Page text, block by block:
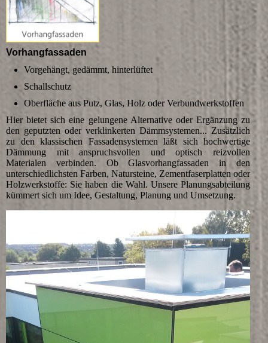
Vorhangfassaden
Vorgehängt, gedämmt, hinterlüftet
Schallschutz
Oberfläche aus Putz, Glas, Holz oder Verbundwerkstoffen
Hier bietet sich eine gelungene Alternative oder Ergänzung zu
den geputzten oder verklinkerten Dämmsystemen... Zusätzlich
zu den klassischen Fassadensystemen läßt sich hochwertige
Dämmung mit anspruchsvollen und optisch reizvollen
Materialen verbinden. Ob Glasvorhangfassaden in den
unterschiedlichsten Farben, Natursteine, Zementfaserplatten oder
Holzwerkstoffe: Sie haben die Wahl. Unsere Planungsabteilung
kümmert sich um Idee, Gestaltung, Planung und Umsetzung.